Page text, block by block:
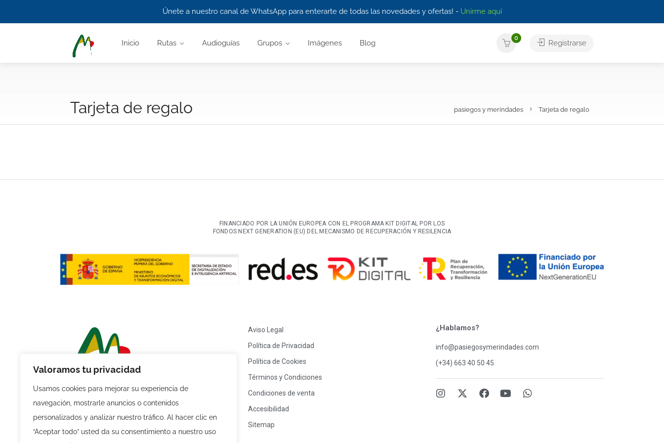
Únete a nuestro canal de WhatsApp para enterarte de todas las novedades y ofertas! - Unirme aquí
Valoramos tu privacidad
Usamos cookies para mejorar su experiencia de
navegación, mostrarle anuncios o contenidos
personalizados y analizar nuestro tráfico. Al hacer clic en
“Aceptar todo” usted da su consentimiento a nuestro uso
Inicio Rutas Audioguías Grupos Imágenes Blog
0
Registrarse
Tarjeta de regalo pasiegos y merindades Tarjeta de regalo
FINANCIADO POR LA UNIÓN EUROPEA CON EL PROGRAMA KIT DIGITAL POR LOS
FONDOS NEXT GENERATION (EU) DEL MECANISMO DE RECUPERACIÓN Y RESILENCIA
Aviso Legal
Política de Privacidad
Política de Cookies
Términos y Condiciones
Condiciones de venta
Accesibilidad
Sitemap
¿Hablamos?
info@pasiegosymerindades.com
(+34) 663 40 50 45